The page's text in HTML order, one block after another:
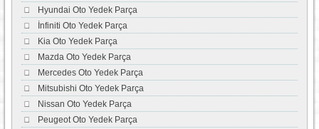
Hyundai Oto Yedek Parça
İnfiniti Oto Yedek Parça
Kia Oto Yedek Parça
Mazda Oto Yedek Parça
Mercedes Oto Yedek Parça
Mitsubishi Oto Yedek Parça
Nissan Oto Yedek Parça
Peugeot Oto Yedek Parça